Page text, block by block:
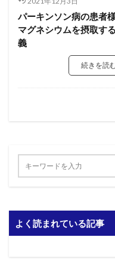
パーキンソン病の患者
マグネシウムを摂取す
義
続きを読
よく読まれている記事